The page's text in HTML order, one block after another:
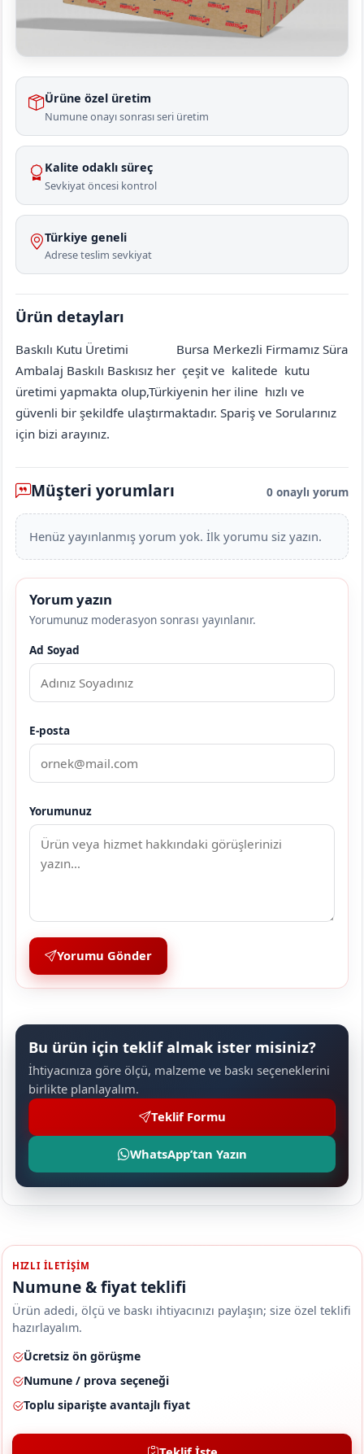
Ürüne özel üretim
Numune onayı sonrası seri üretim
Kalite odaklı süreç
Sevkiyat öncesi kontrol
Türkiye geneli
Adrese teslim sevkiyat
Ürün detayları
Baskılı Kutu Üretimi
Bursa Merkezli Firmamız Süra
Ambalaj Baskılı Baskısız her çeşit ve kalitede kutu
üretimi yapmakta olup,Türkiyenin her iline hızlı ve
güvenli bir şekildfe ulaştırmaktadır. Spariş ve Sorularınız
için bizi arayınız.
Müşteri yorumları 0 onaylı yorum
Henüz yayınlanmış yorum yok. İlk yorumu siz yazın.
Yorum yazın
Yorumunuz moderasyon sonrası yayınlanır.
Ad Soyad
E-posta
Yorumunuz
Yorumu Gönder
Bu ürün için teklif almak ister misiniz?
İhtiyacınıza göre ölçü, malzeme ve baskı seçeneklerini
birlikte planlayalım.
Teklif Formu
WhatsApp’tan Yazın
HIZLI ILETIŞIM
Numune & fiyat teklifi
Ürün adedi, ölçü ve baskı ihtiyacınızı paylaşın; size özel teklifi
hazırlayalım.
Ücretsiz ön görüşme
Numune / prova seçeneği
Toplu siparişte avantajlı fiyat